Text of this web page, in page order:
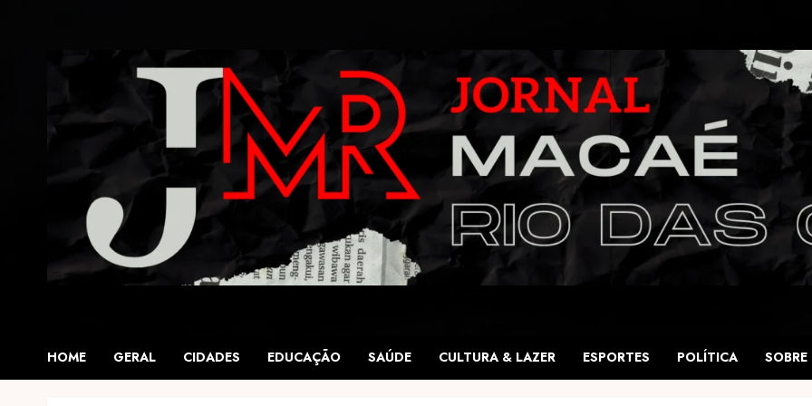
HOME GERAL CIDADES EDUCAÇÃO SAÚDE CULTURA & LAZER ESPORTES POLÍTICA